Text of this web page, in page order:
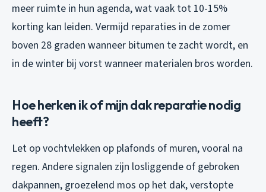
meer ruimte in hun agenda, wat vaak tot 10-15%
korting kan leiden. Vermijd reparaties in de zomer
boven 28 graden wanneer bitumen te zacht wordt, en
in de winter bij vorst wanneer materialen bros worden.
Hoe herken ik of mijn dak reparatie nodig
heeft?
Let op vochtvlekken op plafonds of muren, vooral na
regen. Andere signalen zijn losliggende of gebroken
dakpannen, groezelend mos op het dak, verstopte